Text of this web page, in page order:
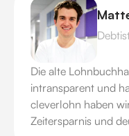
Die alte
intransparent und
cleverlohn haben
Zeitersparnis und